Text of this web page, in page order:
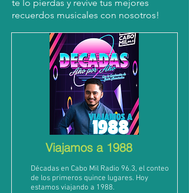
te lo pierdas y revive tus mejores
recuerdos musicales con nosotros!
Viajamos a 1988
Décadas en Cabo Mil Radio 96.3, el conteo
de los primeros quince lugares. Hoy
estamos viajando a 1988.